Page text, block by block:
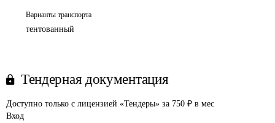
Варианты транспорта
тентованный
Тендерная документация
Доступно только с лицензией «Тендеры» за 750 ₽ в мес
Вход